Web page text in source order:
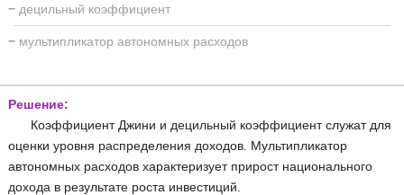
− децильный коэффициент
− мультипликатор автономных расходов
Решение:
Коэффициент Джини и децильный коэффициент служат для
оценки уровня распределения доходов. Мультипликатор
автономных расходов характеризует прирост национального
дохода в результате роста инвестиций.